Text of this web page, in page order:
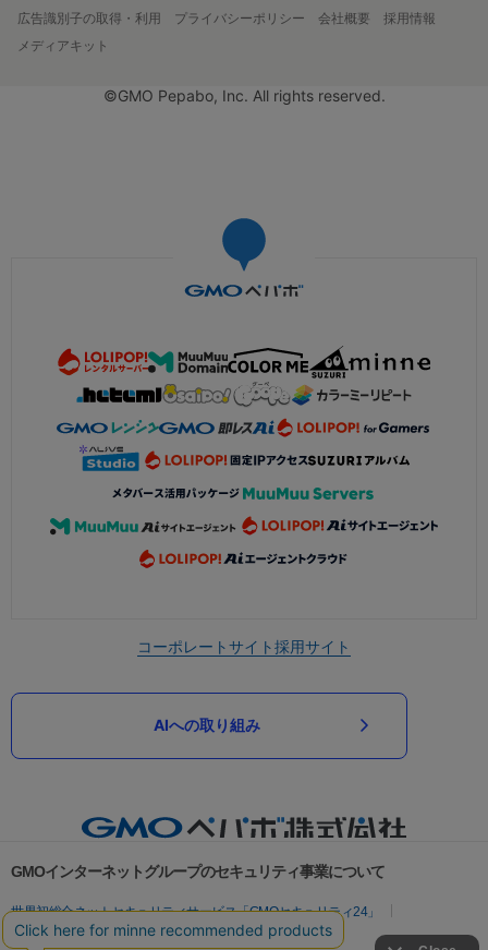
広告識別子の取得・利用
プライバシーポリシー 会社概要
採用情報
メディアキット
©GMO Pepabo, Inc. All rights reserved.
コーポレートサイト採用サイト
AIへの取り組み
GMOインターネットグループのセキュリティ事業について
世界初総合ネットセキュリティサービス「GMOセキュリティ24」
パスワード漏洩診断
Webサイトリスク診断